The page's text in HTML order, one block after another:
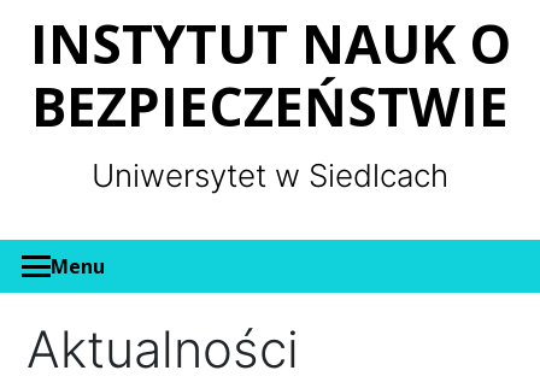
INSTYTUT NAUK O
BEZPIECZEŃSTWIE
Uniwersytet w Siedlcach
Menu
Aktualności